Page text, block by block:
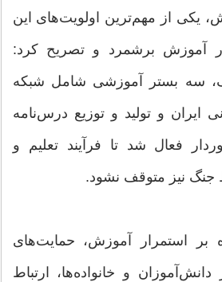
یکی از مهم‌ترین اولویت‌های این
آموزش برشمرد و تصریح کرد:
سه بستر آموزشی شامل شبکه
ایران و تولید و توزیع درس‌نامه
فعال شد تا فرآیند تعلیم و
جنگ نیز متوقف نشود.
بر استمرار آموزش، حمایت‌های
و خانواده‌ها، ارتباط